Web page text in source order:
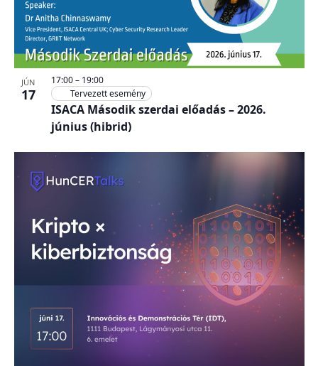
JÚN
17
ISACA Második szerdai előadás – 2026.
június (hibrid)
17:00– 19:00
Tervezett esemény